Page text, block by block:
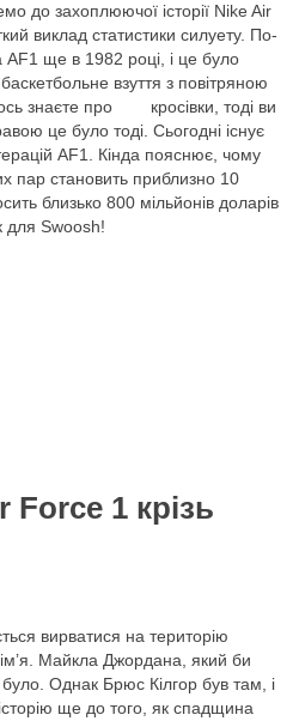
захоплюючої історії Nike Air
виклад статистики силуету. По-
ще в 1982 році, і це було
взуття з повітряною
знаєте про кросівки, тоді ви
це було тоді. Сьогодні існує
AF1. Кінда пояснює, чому
пар становить приблизно 10
близько 800 мільйонів доларів
для Swoosh!
Force 1 крізь
вирватися на територію
Майкла Джордана, який би
було. Однак Брюс Кілгор був там, і
ще до того, як спадщина